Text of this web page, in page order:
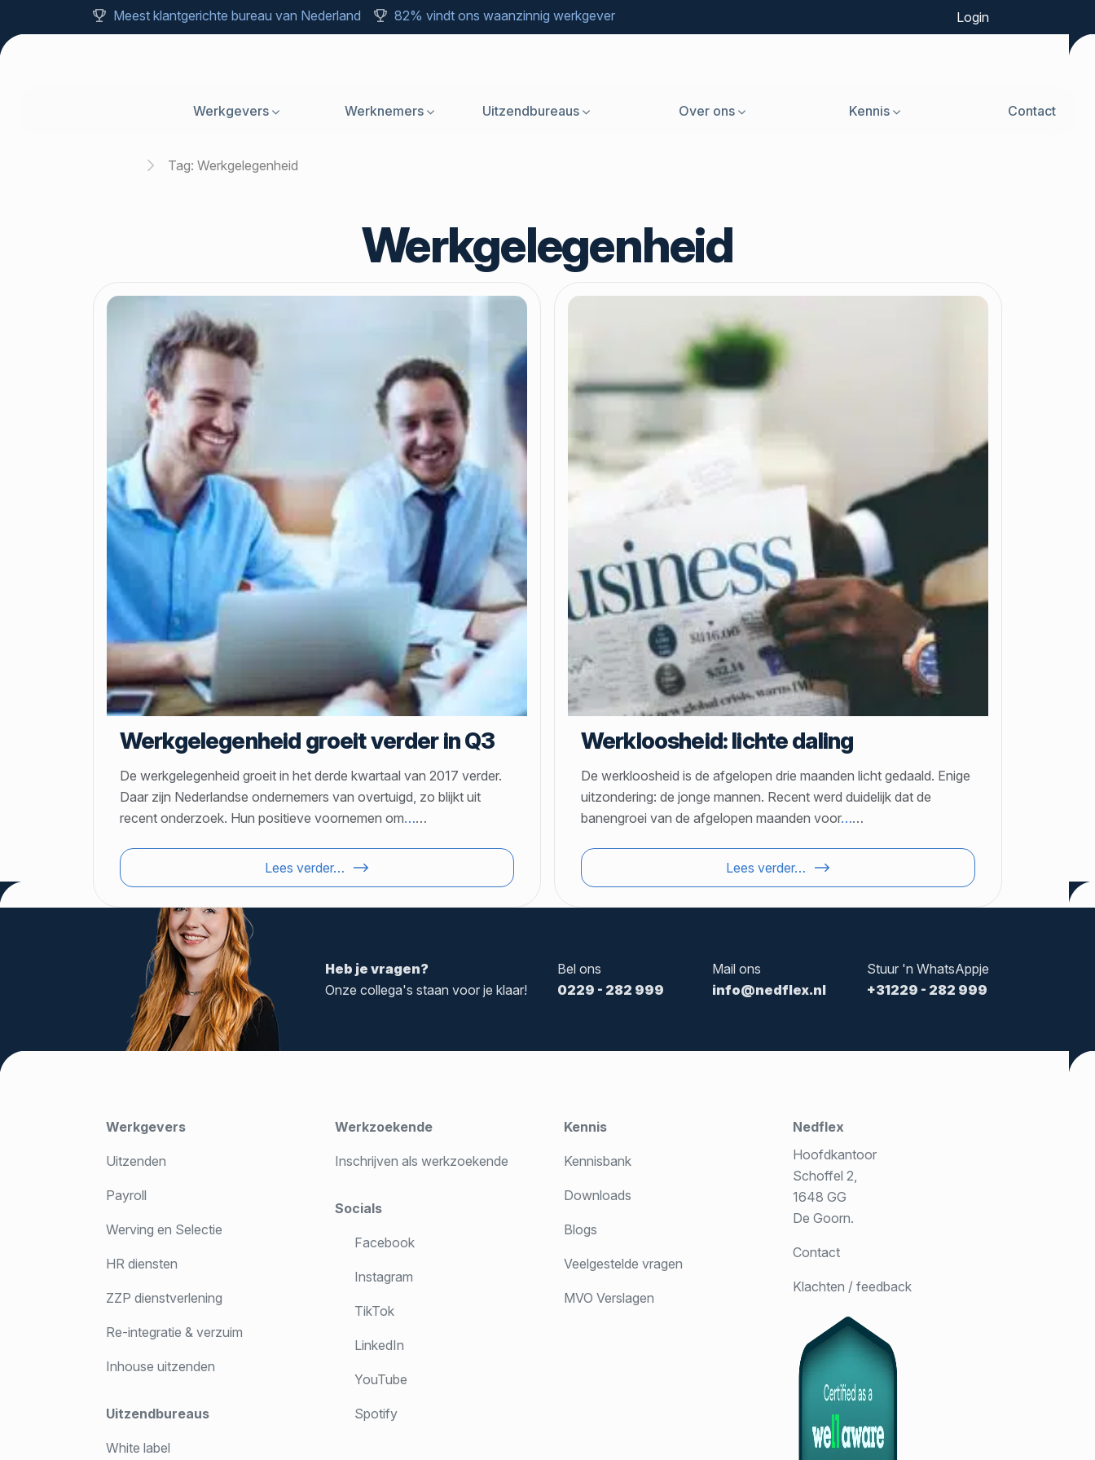
Meest klantgerichte bureau van Nederland 82% vindt ons waanzinnig werkgever Login
Werkgevers Werknemers Uitzendbureaus Over ons Kennis Contact
Home Tag: Werkgelegenheid
Werkgelegenheid
Werkgelegenheid groeit verder in Q3
De werkgelegenheid groeit in het derde kwartaal van 2017 verder.
Daar zijn Nederlandse ondernemers van overtuigd, zo blijkt uit
recent onderzoek. Hun positieve voornemen om……
Lees verder…
Werkloosheid: lichte daling
De werkloosheid is de afgelopen drie maanden licht gedaald. Enige
uitzondering: de jonge mannen. Recent werd duidelijk dat de
banengroei van de afgelopen maanden voor……
Lees verder…
Heb je vragen?
Onze collega's staan voor je klaar!
Bel ons
0229 - 282 999
Mail ons
info@nedflex.nl
Stuur 'n WhatsAppje
+31229 - 282 999
Werkgevers
Uitzenden
Payroll
Werving en Selectie
HR diensten
ZZP dienstverlening
Re-integratie & verzuim
Inhouse uitzenden
Uitzendbureaus
White label
Werkzoekende
Inschrijven als werkzoekende
Socials
Facebook
Instagram
TikTok
LinkedIn
YouTube
Spotify
Kennis
Kennisbank
Downloads
Blogs
Veelgestelde vragen
MVO Verslagen
Nedflex
Hoofdkantoor
Schoffel 2,
1648 GG
De Goorn.
Contact
Klachten / feedback